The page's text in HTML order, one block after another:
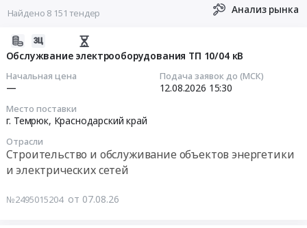
Грузовые и пассажирские перевозки, Транспортные услуги
Полиграфия
Реклама, Дизайн, Маркетинг, Теле и радиовещание
Топливо, Уголь, Продукция нефтепереработки
Автомобили, Спецтехника, Авиа- ЖД-техника, Суда
Финансы, Страхование, Оценка, Юридические услуги
Одежда, Средства защиты, Текстиль, Хозтовары, Тара
Найдено 8 151 тендер Анализ рынка
Обслужвание электрооборудования ТП 10/04 кВ
Начальная цена
—
Подача заявок до (МСК)
12.08.2026 15:30
Место поставки
г. Темрюк, Краснодарский край
Отрасли
Строительство и обслуживание объектов энергетики
и электрических сетей
№2495015204 от 07.08.26